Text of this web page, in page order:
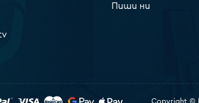
Пиши ни
Copyright ©